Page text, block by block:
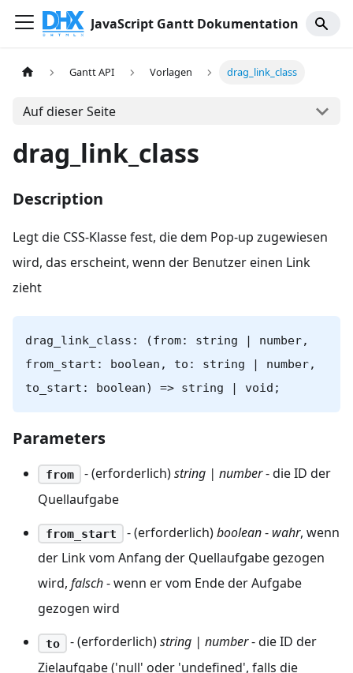
JavaScript Gantt Dokumentation
Gantt API Vorlagen drag_link_class
Auf dieser Seite
drag_link_class
Description
Legt die CSS-Klasse fest, die dem Pop-up zugewiesen
wird, das erscheint, wenn der Benutzer einen Link
zieht
drag_link_class: (from: string | number,
from_start: boolean, to: string | number,
to_start: boolean) => string | void;
Parameters
from - (erforderlich)string | number- die ID der
Quellaufgabe
from_start - (erforderlich)boolean- wahr, wenn
der Link vom Anfang der Quellaufgabe gezogen
wird, falsch- wenn er vom Ende der Aufgabe
gezogen wird
to - (erforderlich)string | number- die ID der
Zielaufgabe ('null' oder 'undefined', falls die